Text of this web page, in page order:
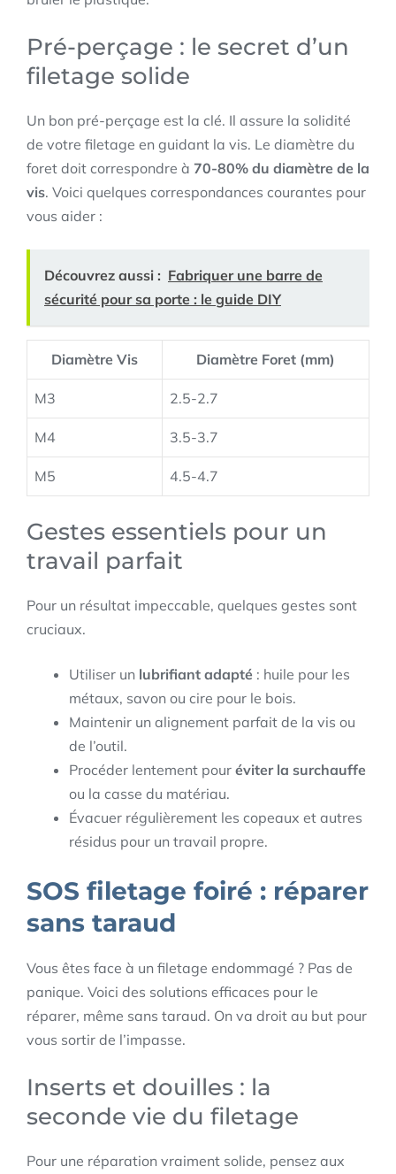
Pré-perçage : le secret d’un
filetage solide
Un bon pré-perçage est la clé. Il assure la solidité
de votre filetage en guidant la vis. Le diamètre du
foret doit correspondre à 70-80% du diamètre de la
vis. Voici quelques correspondances courantes pour
vous aider :
Découvrez aussi : Fabriquer une barre de
sécurité pour sa porte : le guide DIY
Diamètre Vis Diamètre Foret (mm)
M3 2.5-2.7
M4 3.5-3.7
M5 4.5-4.7
Gestes essentiels pour un
travail parfait
Pour un résultat impeccable, quelques gestes sont
cruciaux.
Utiliser un lubrifiant adapté : huile pour les
métaux, savon ou cire pour le bois.
Maintenir un alignement parfait de la vis ou
de l’outil.
Procéder lentement pour éviter la surchauffe
ou la casse du matériau.
Évacuer régulièrement les copeaux et autres
résidus pour un travail propre.
SOS filetage foiré : réparer
sans taraud
Vous êtes face à un filetage endommagé ? Pas de
panique. Voici des solutions efficaces pour le
réparer, même sans taraud. On va droit au but pour
vous sortir de l’impasse.
Inserts et douilles : la
seconde vie du filetage
Pour une réparation vraiment solide, pensez aux